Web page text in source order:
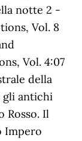
notte 2 -
Vol. 8
Vol. 4:07
della
gli antichi
Rosso. Il
Impero